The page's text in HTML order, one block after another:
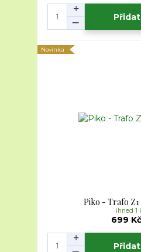
Novinka
Piko - Trafo
699 Kč
ihned 1